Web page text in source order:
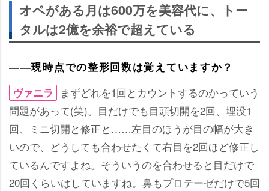
オペがある月は600万を美容代に、トー
タルは2億を余裕で超えている
――現時点での整形回数は覚えていますか？
ヴァニラ
まずどれを1回とカウントするのかっていう
問題があって(笑)。目だけでも目頭切開を2回、埋没1
回、ミニ切開と修正と……左目のほうが目の幅が大き
いので、どうしても合わせたくて右目を2回ほど修正し
ているんですよね。そういうのを合わせると目だけで
20回くらいはしていますね。鼻もプロテーゼだけで5回